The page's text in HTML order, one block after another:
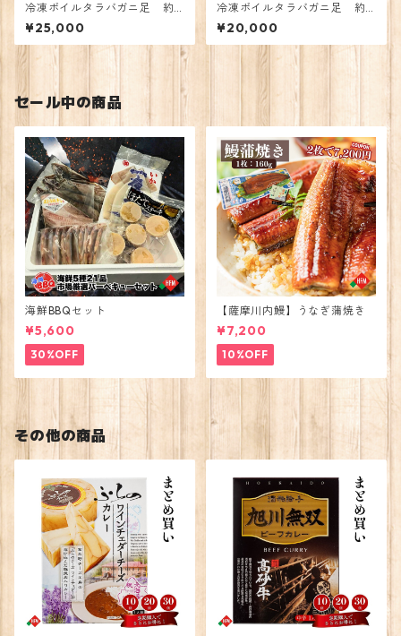
冷凍ボイルタラバガニ足 約2.
2㎏
¥25,000
冷凍ボイルタラバガニ足 約1.
5㎏
¥20,000
セール中の商品
海鮮BBQセット
¥5,600
30%OFF
【薩摩川内鰻】うなぎ蒲焼き
¥7,200
10%OFF
その他の商品